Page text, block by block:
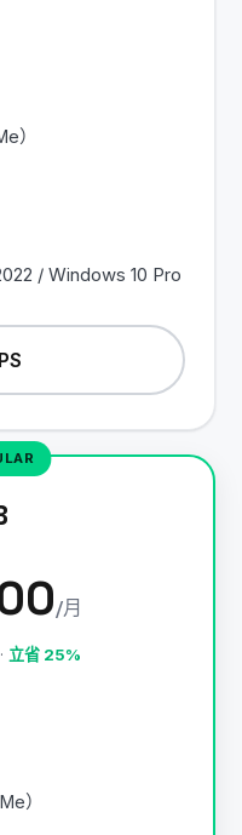
）
/ Windows 10 Pro
/月
立省 25%
）